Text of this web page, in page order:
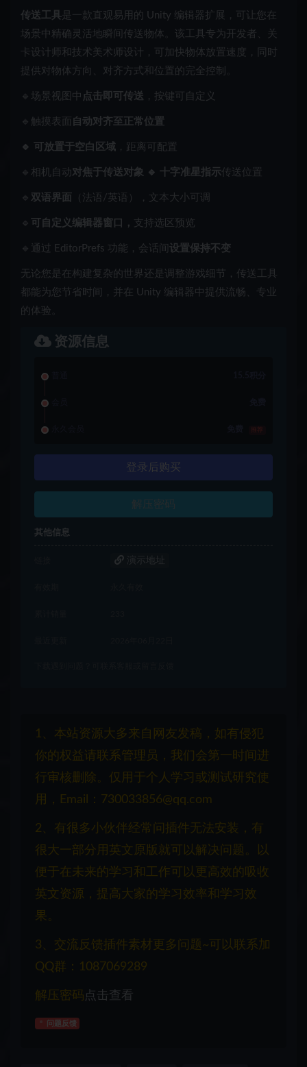
传送工具 是一款直观易用的 Unity 编辑器扩展，可让您在
场景中精确灵活地瞬间传送物体。该工具专为开发者、关
卡设计师和技术美术师设计，可加快物体放置速度，同时
提供对物体方向、对齐方式和位置的完全控制。
🔹场景视图中 点击即可传送 ，按键可自定义
🔹触摸表面 自动对齐至正常位置
🔹 可 放置于空白区域 ，距离可配置
🔹相机自动对焦于传送对象 🔹 十字准星指示传送位置
🔹 双语界面 （法语/英语），文本大小可调
🔹 可自定义编辑器窗口， 支持选区预览
🔹通过 EditorPrefs 功能，会话间 设置保持不变
无论您是在构建复杂的世界还是调整游戏细节，传送工具
都能为您节省时间，并在 Unity 编辑器中提供流畅、专业
的体验。
资源信息
推荐
登录后购买
解压密码
其他信息
演示地址
1、本站资源大多来自网友发稿，如有侵犯
你的权益请联系管理员，我们会第一时间进
行审核删除。仅用于个人学习或测试研究使
用，Email：730033856@qq.com
2、有很多小伙伴经常问插件无法安装，有
很大一部分用英文原版就可以解决问题。以
便于在未来的学习和工作可以更高效的吸收
英文资源，提高大家的学习效率和学习效
果。
3、交流反馈插件素材更多问题~可以联系加
QQ群：1087069289
解压密码 点击查看
问题反馈